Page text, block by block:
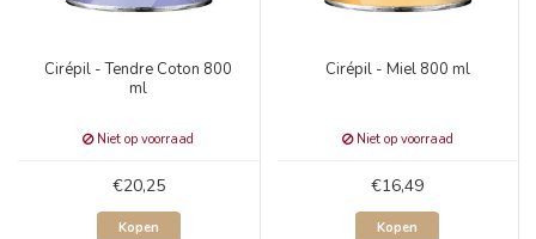
Cirépil - Tendre Coton 800
ml
Niet op voorraad
€20,25
Kopen
Cirépil - Miel 800 ml
Niet op voorraad
€16,49
Kopen